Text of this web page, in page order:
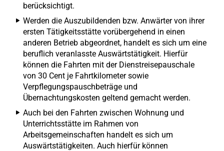
berücksichtigt.
Werden die Auszubildenden bzw. Anwärter von ihrer
ersten Tätigkeitsstätte vorübergehend in einen
anderen Betrieb abgeordnet, handelt es sich um eine
beruflich veranlasste Auswärtstätigkeit. Hierfür
können die Fahrten mit der Dienstreisepauschale
von 30 Cent je Fahrtkilometer sowie
Verpflegungspauschbeträge und
Übernachtungskosten geltend gemacht werden.
Auch bei den Fahrten zwischen Wohnung und
Unterrichtsstätte im Rahmen von
Arbeitsgemeinschaften handelt es sich um
Auswärtstätigkeiten. Auch hierfür können